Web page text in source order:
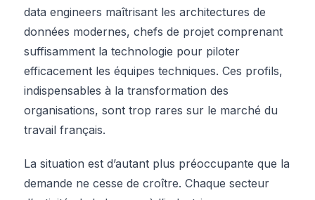
data engineers maîtrisant les architectures de
données modernes, chefs de projet comprenant
suffisamment la technologie pour piloter
efficacement les équipes techniques. Ces profils,
indispensables à la transformation des
organisations, sont trop rares sur le marché du
travail français.
La situation est d’autant plus préoccupante que la
demande ne cesse de croître. Chaque secteur